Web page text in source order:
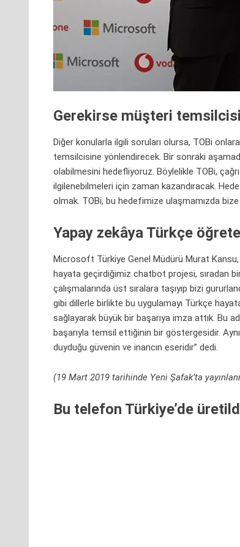
Gerekirse müşteri
Diğer konularla ilgili soruları olursa, TOBi
temsilcisine yönlendirecek. Bir sonraki
olabilmesini hedefliyoruz. Böylelikle TOBi,
ilgilenebilmeleri için zaman kazandıracak.
olmak. TOBi, bu hedefimize ulaşmamızda
Yapay zekâya Türkçe
Microsoft Türkiye Genel Müdürü Murat Kansu,
hayata geçirdiğimiz chatbot projesi, sıradan
çalışmalarında üst sıralara taşıyıp bizi
gibi dillerle birlikte bu uygulamayı Türkçe
sağlayarak büyük bir başarıya imza attık. Bu
başarıyla temsil ettiğinin bir göstergesidir.
duyduğu güvenin ve inancın eseridir” dedi.
(19 Mart 2019 tarihinde Yeni Şafak’ta
Bu telefon Türkiye’de